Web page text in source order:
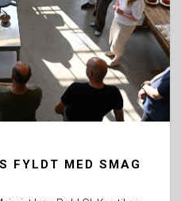
FYLDT MED SMAG